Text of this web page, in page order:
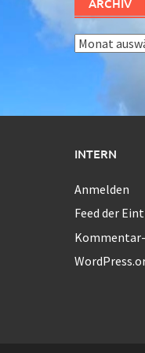
Archiv
INTERN
Anmelden
Feed der